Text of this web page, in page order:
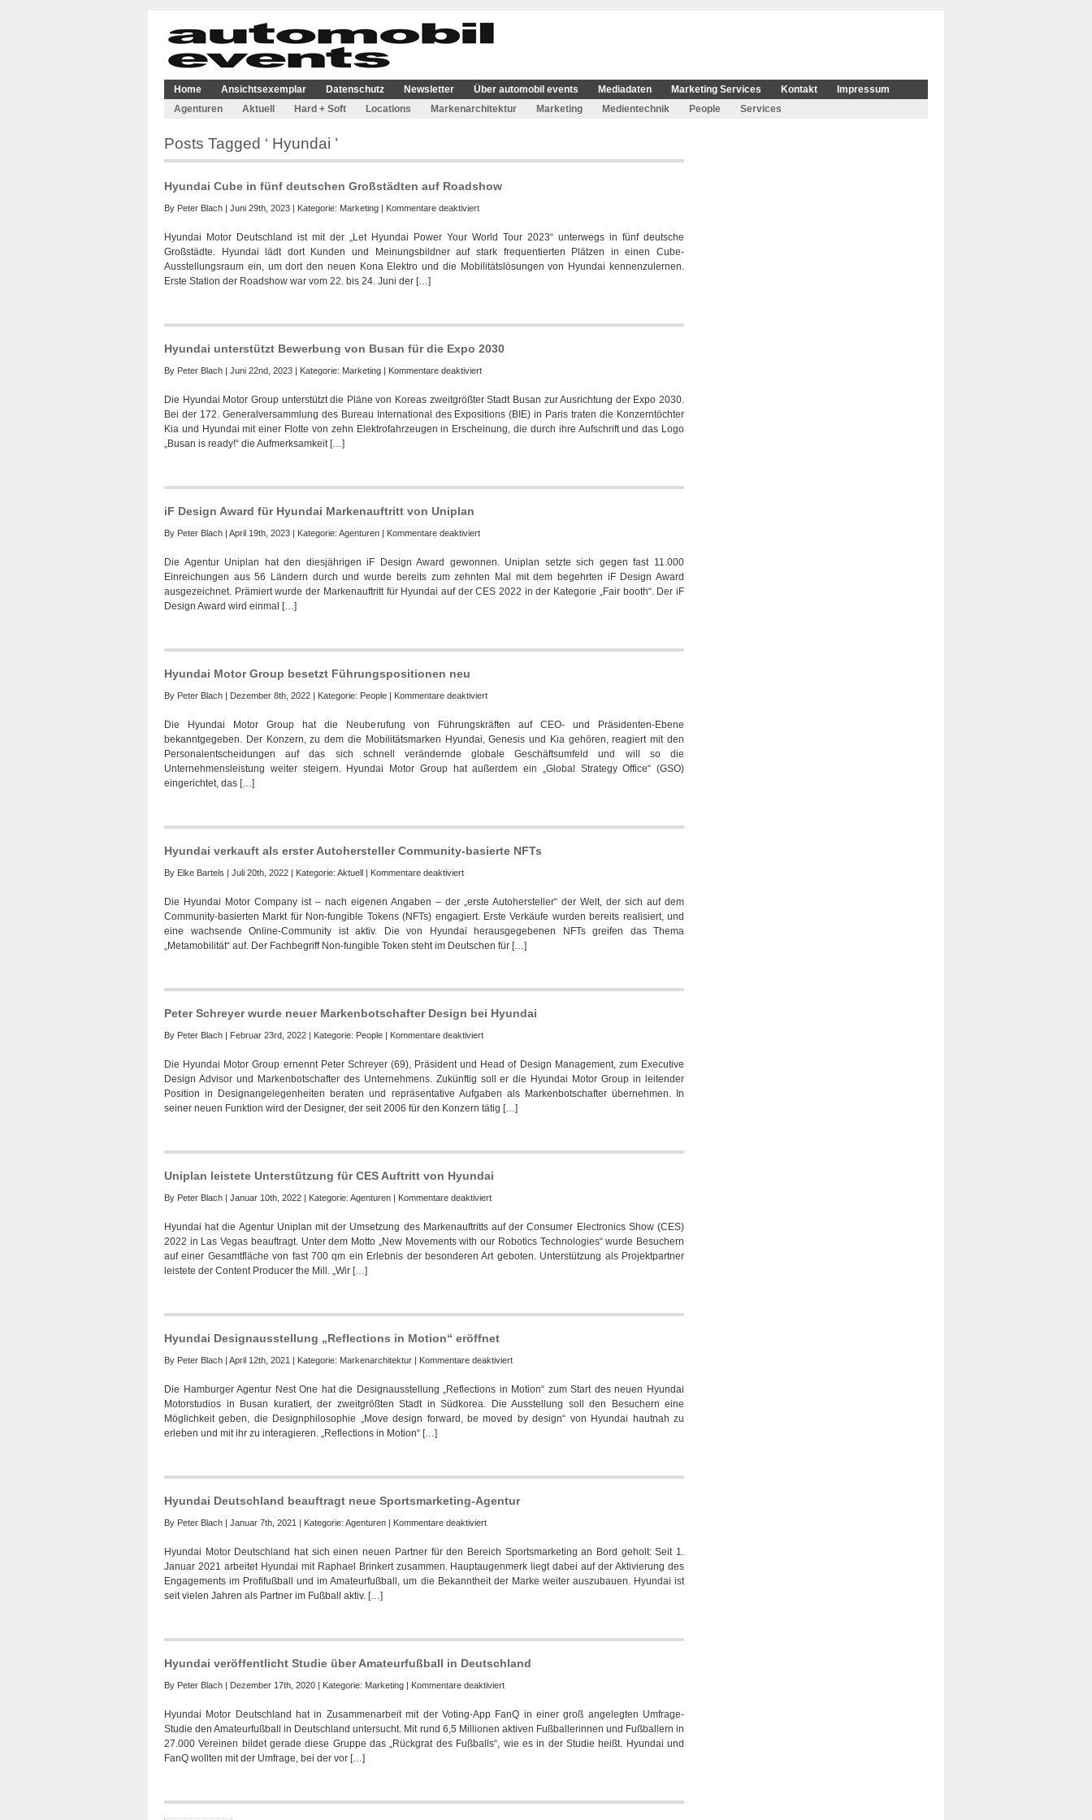
Home Ansichtsexemplar Datenschutz Newsletter Über automobil events Mediadaten Marketing Services Kontakt
Impressum
Agenturen
Aktuell Hard + Soft Locations Markenarchitektur Marketing Medientechnik People Services
Posts Tagged ‘ Hyundai ’
Hyundai Cube in fünf deutschen Großstädten auf Roadshow
By Peter Blach | Juni 29th, 2023 | Kategorie: Marketing | Kommentare deaktiviertfür
Cube
in
fünf
Roadshow
Hyundai Motor Deutschland ist mit der „Let Hyundai Power Your World Tour 2023“ unterwegs in fünf deutsche
Großstädte. Hyundai lädt dort Kunden und Meinungsbildner auf stark frequentierten Plätzen in einen Cube-
Ausstellungsraum ein, um dort den neuen Kona Elektro und die Mobilitätslösungen von Hyundai kennenzulernen.
Erste Station der Roadshow war vom 22. bis 24. Juni der […]
Hyundai unterstützt Bewerbung von Busan für die Expo 2030
By Peter Blach | Juni 22nd, 2023 | Kategorie: Marketing | Kommentare deaktiviertfür
unterstützt
Bewerbung
von
Expo
Die Hyundai Motor Group unterstützt die Pläne von Koreas zweitgrößter Stadt Busan zur Ausrichtung der Expo 2030.
Bei der 172. Generalversammlung des Bureau International des Expositions (BIE) in Paris traten die Konzerntöchter
Kia und Hyundai mit einer Flotte von zehn Elektrofahrzeugen in Erscheinung, die durch ihre Aufschrift und das Logo
„Busan is ready!“ die Aufmerksamkeit […]
iF Design Award für Hyundai Markenauftritt von Uniplan
By Peter Blach | April 19th, 2023 | Kategorie: Agenturen | Kommentare deaktiviertfür
Design
Award
für
Uniplan
Die Agentur Uniplan hat den diesjährigen iF Design Award gewonnen. Uniplan setzte sich gegen fast 11.000
Einreichungen aus 56 Ländern durch und wurde bereits zum zehnten Mal mit dem begehrten iF Design Award
ausgezeichnet. Prämiert wurde der Markenauftritt für Hyundai auf der CES 2022 in der Kategorie „Fair booth“. Der iF
Design Award wird einmal […]
Hyundai Motor Group besetzt Führungspositionen neu
By Peter Blach | Dezember 8th, 2022 | Kategorie: People | Kommentare deaktiviertfür
Motor
Group
besetzt
Führungspositionen
Die Hyundai Motor Group hat die Neuberufung von Führungskräften auf CEO- und Präsidenten-Ebene
bekanntgegeben. Der Konzern, zu dem die Mobilitätsmarken Hyundai, Genesis und Kia gehören, reagiert mit den
Personalentscheidungen auf das sich schnell verändernde globale Geschäftsumfeld und will so die
Unternehmensleistung weiter steigern. Hyundai Motor Group hat außerdem ein „Global Strategy Office“ (GSO)
eingerichtet, das […]
Hyundai verkauft als erster Autohersteller Community-basierte NFTs
By Elke Bartels | Juli 20th, 2022 | Kategorie: Aktuell | Kommentare deaktiviertfür
verkauft
als
erster
Autohersteller
NFTs
Die Hyundai Motor Company ist – nach eigenen Angaben – der „erste Autohersteller“ der Welt, der sich auf dem
Community-basierten Markt für Non-fungible Tokens (NFTs) engagiert. Erste Verkäufe wurden bereits realisiert, und
eine wachsende Online-Community ist aktiv. Die von Hyundai herausgegebenen NFTs greifen das Thema
„Metamobilität“ auf. Der Fachbegriff Non-fungible Token steht im Deutschen für […]
Peter Schreyer wurde neuer Markenbotschafter Design bei Hyundai
By Peter Blach | Februar 23rd, 2022 | Kategorie: People | Kommentare deaktiviertfür
Schreyer
wurde
neuer
Markenbotschafter
Hyundai
Die Hyundai Motor Group ernennt Peter Schreyer (69), Präsident und Head of Design Management, zum Executive
Design Advisor und Markenbotschafter des Unternehmens. Zukünftig soll er die Hyundai Motor Group in leitender
Position in Designangelegenheiten beraten und repräsentative Aufgaben als Markenbotschafter übernehmen. In
seiner neuen Funktion wird der Designer, der seit 2006 für den Konzern tätig […]
Uniplan leistete Unterstützung für CES Auftritt von Hyundai
By Peter Blach | Januar 10th, 2022 | Kategorie: Agenturen | Kommentare deaktiviertfür
leistete
Unterstützung
für
Hyundai
Hyundai hat die Agentur Uniplan mit der Umsetzung des Markenauftritts auf der Consumer Electronics Show (CES)
2022 in Las Vegas beauftragt. Unter dem Motto „New Movements with our Robotics Technologies“ wurde Besuchern
auf einer Gesamtfläche von fast 700 qm ein Erlebnis der besonderen Art geboten. Unterstützung als Projektpartner
leistete der Content Producer the Mill. „Wir […]
Hyundai Designausstellung „Reflections in Motion“ eröffnet
By Peter Blach | April 12th, 2021 | Kategorie: Markenarchitektur | Kommentare deaktiviertfür
Designausstellung
„Reflections
in
Die Hamburger Agentur Nest One hat die Designausstellung „Reflections in Motion“ zum Start des neuen Hyundai
Motorstudios in Busan kuratiert, der zweitgrößten Stadt in Südkorea. Die Ausstellung soll den Besuchern eine
Möglichkeit geben, die Designphilosophie „Move design forward, be moved by design“ von Hyundai hautnah zu
erleben und mit ihr zu interagieren. „Reflections in Motion“ […]
Hyundai Deutschland beauftragt neue Sportsmarketing-Agentur
By Peter Blach | Januar 7th, 2021 | Kategorie: Agenturen | Kommentare deaktiviertfür
Deutschland
beauftragt
neue
Hyundai Motor Deutschland hat sich einen neuen Partner für den Bereich Sportsmarketing an Bord geholt: Seit 1.
Januar 2021 arbeitet Hyundai mit Raphael Brinkert zusammen. Hauptaugenmerk liegt dabei auf der Aktivierung des
Engagements im Profifußball und im Amateurfußball, um die Bekanntheit der Marke weiter auszubauen. Hyundai ist
seit vielen Jahren als Partner im Fußball aktiv. […]
Hyundai veröffentlicht Studie über Amateurfußball in Deutschland
By Peter Blach | Dezember 17th, 2020 | Kategorie: Marketing | Kommentare deaktiviertfür
veröffentlicht
Studie
über
Hyundai Motor Deutschland hat in Zusammenarbeit mit der Voting-App FanQ in einer groß angelegten Umfrage-
Studie den Amateurfußball in Deutschland untersucht. Mit rund 6,5 Millionen aktiven Fußballerinnen und Fußballern in
27.000 Vereinen bildet gerade diese Gruppe das „Rückgrat des Fußballs“, wie es in der Studie heißt. Hyundai und
FanQ wollten mit der Umfrage, bei der vor […]